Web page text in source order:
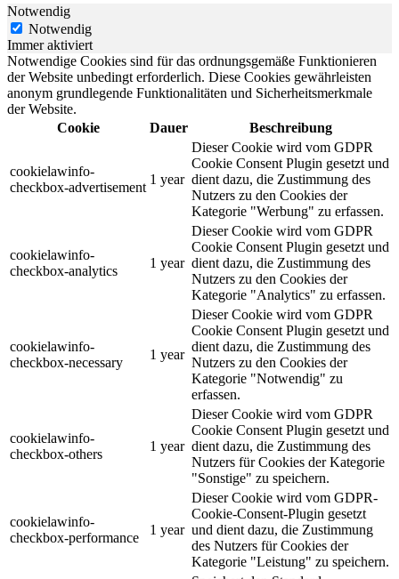
Notwendig
Notwendig
Immer aktiviert
Notwendige Cookies sind für das ordnungsgemäße Funktionieren
der Website unbedingt erforderlich. Diese Cookies gewährleisten
anonym grundlegende Funktionalitäten und Sicherheitsmerkmale
der Website.
Cookie
Dauer Beschreibung
cookielawinfo-
checkbox-advertisement
1 year
Dieser Cookie wird vom GDPR
Cookie Consent Plugin gesetzt und
dient dazu, die Zustimmung des
Nutzers zu den Cookies der
Kategorie "Werbung" zu erfassen.
cookielawinfo-
checkbox-analytics
1 year
Dieser Cookie wird vom GDPR
Cookie Consent Plugin gesetzt und
dient dazu, die Zustimmung des
Nutzers zu den Cookies der
Kategorie "Analytics" zu erfassen.
cookielawinfo-
checkbox-necessary
1 year
Dieser Cookie wird vom GDPR
Cookie Consent Plugin gesetzt und
dient dazu, die Zustimmung des
Nutzers zu den Cookies der
Kategorie "Notwendig" zu
erfassen.
cookielawinfo-
checkbox-others
1 year
Dieser Cookie wird vom GDPR
Cookie Consent Plugin gesetzt und
dient dazu, die Zustimmung des
Nutzers für Cookies der Kategorie
"Sonstige" zu speichern.
cookielawinfo-
checkbox-performance
1 year
Dieser Cookie wird vom GDPR-
Cookie-Consent-Plugin gesetzt
und dient dazu, die Zustimmung
des Nutzers für Cookies der
Kategorie "Leistung" zu speichern.